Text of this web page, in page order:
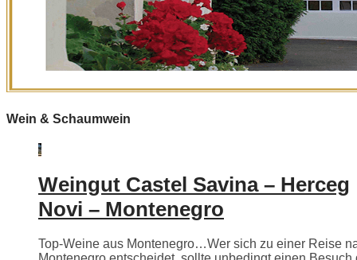
Wein & Schaumwein
Weingut Castel Savina – Herceg
Novi – Montenegro
Top-Weine aus Montenegro…Wer sich zu einer Reise